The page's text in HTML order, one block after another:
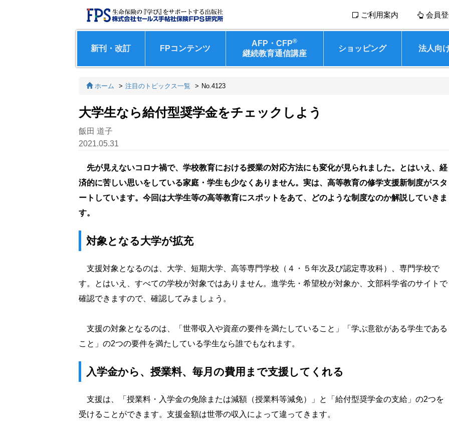
ご利用案内 会員
新刊・改訂 FPコンテンツ
AFP・CFP®
継続教育通信講座
ショッピング 法人向
ホーム 注目のトピックス一覧 No.4123
大学生なら給付型奨学金をチェックしよう
飯田 道子
2021.05.31
先が見えないコロナ禍で、学校教育における授業の対応方法にも変化が見られました。とはいえ、経
済的に苦しい思いをしている家庭・学生も少なくありません。実は、高等教育の修学支援新制度がスタ
ートしています。今回は大学生等の高等教育にスポットをあて、どのような制度なのか解説していきま
す。
対象となる大学が拡充
支援対象となるのは、大学、短期大学、高等専門学校（４・５年次及び認定専攻科）、専門学校で
す。とはいえ、すべての学校が対象ではありません。進学先・希望校が対象か、文部科学省のサイトで
確認できますので、確認してみましょう。
支援の対象となるのは、「世帯収入や資産の要件を満たしていること」「学ぶ意欲がある学生である
こと」の2つの要件を満たしている学生なら誰でもなれます。
入学金から、授業料、毎月の費用まで支援してくれる
支援は、「授業料・入学金の免除または減額（授業料等減免）」と「給付型奨学金の支給」の2つを
受けることができます。支援金額は世帯の収入によって違ってきます。